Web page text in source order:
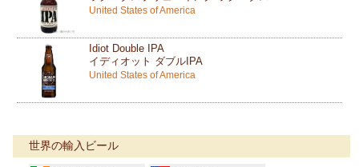
United States of America
Idiot Double IPA
イディオット ダブルIPA
United States of America
世界の輸入ビール